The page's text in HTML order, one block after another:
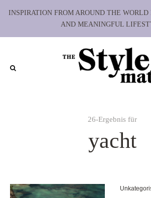
INSPIRATION FROM AROUND THE
AND MEANINGFUL
26-Ergebnis für
yacht